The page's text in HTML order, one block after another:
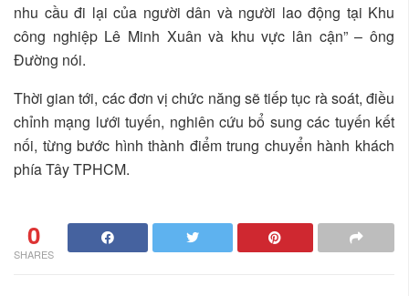
nhu cầu đi lại của người dân và người lao động tại Khu
công nghiệp Lê Minh Xuân và khu vực lân cận” – ông
Đường nói.
Thời gian tới, các đơn vị chức năng sẽ tiếp tục rà soát, điều
chỉnh mạng lưới tuyến, nghiên cứu bổ sung các tuyến kết
nối, từng bước hình thành điểm trung chuyển hành khách
phía Tây TPHCM.
0
SHARES